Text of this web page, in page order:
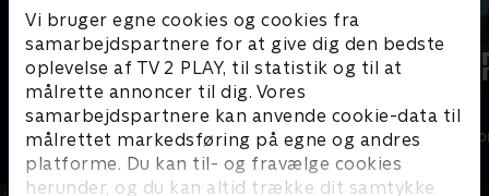
Vi bruger egne cookies og cookies fra
samarbejdspartnere for at give dig den bedste
oplevelse af TV 2 PLAY, til statistik og til at
målrette annoncer til dig. Vores
samarbejdspartnere kan anvende cookie-data til
målrettet markedsføring på egne og andres
platforme. Du kan til- og fravælge cookies
herunder, og du kan altid trække dit samtykke
Efterforskningen
Drama • 1 sæsoner
Kapringen
Drama • 1